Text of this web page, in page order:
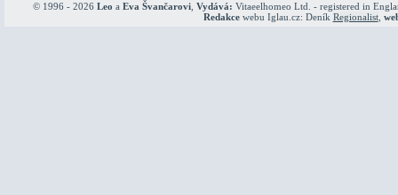
© 1996 - 2026 Leo a Eva Švančarovi Vydává: Vitaeelhomeo Ltd. - registered in
Redakcewebu Iglau.cz: Deník Regionalist,